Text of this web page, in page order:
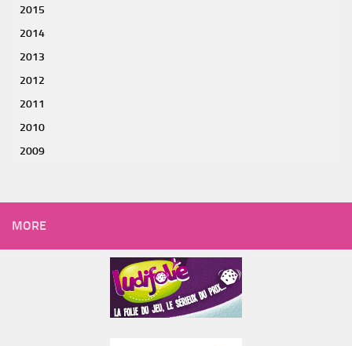
2015
2014
2013
2012
2011
2010
2009
MORE